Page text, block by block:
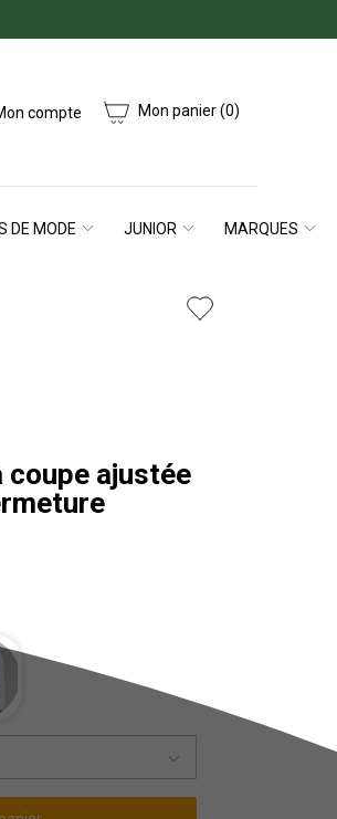
compte Mon panier(0)
DE MODE JUNIOR MARQUES
coupe ajustée